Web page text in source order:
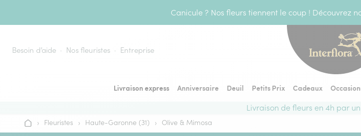
Canicule ? Nos fleurs tiennent le coup ! Découvrez
Besoin d’aide Nos fleuristes Entreprise
Livraison express Anniversaire Deuil Petits Prix Cadeaux
Livraison de fleurs en 4h par
Accueil
› Fleuristes › Haute-Garonne (31) › Olive & Mimosa